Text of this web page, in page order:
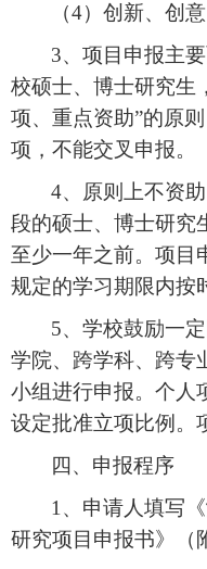
（4）创新、创
3、项目申报主
校硕士、博士研究生
项、重点资助”的原
项，不能交叉申报。
4、原则上不资
段的硕士、博士研究
至少一年之前。项目
规定的学习期限内按
5、学校鼓励一
学院、跨学科、跨专
小组进行申报。个人
设定批准立项比例。
四、申报程序
1、申请人填写
研究项目申报书》（